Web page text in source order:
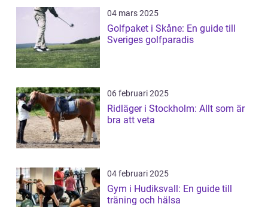
04 mars 2025
Golfpaket i Skåne: En guide till
Sveriges golfparadis
06 februari 2025
Ridläger i Stockholm: Allt som är
bra att veta
04 februari 2025
Gym i Hudiksvall: En guide till
träning och hälsa